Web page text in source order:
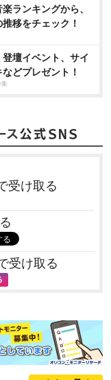
ランキングから、
推移をチェック！
壇イベント、サイ
どプレゼント！
集
受け取る
受け取る